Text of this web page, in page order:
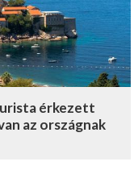
érkezett
az országnak